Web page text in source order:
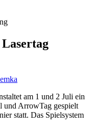
am 1 und 2 Juli ein
ArrowTag gespielt
statt. Das Spielsystem